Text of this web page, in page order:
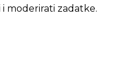
moderirati zadatke.